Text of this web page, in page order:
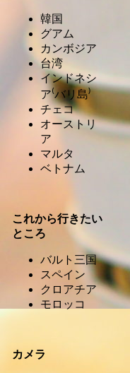
韓国
グアム
カンボジア
台湾
インドネシ
ア⁽バリ島⁾
チェコ
オーストリ
ア
マルタ
ベトナム
これから行きたい
ところ
バルト三国
スペイン
クロアチア
モロッコ
カメラ